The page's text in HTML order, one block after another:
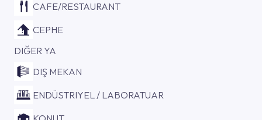
CAFE/RESTAURANT
CEPHE
DIĞER YA
DIŞ MEKAN
ENDÜSTRIYEL / LABORATUAR